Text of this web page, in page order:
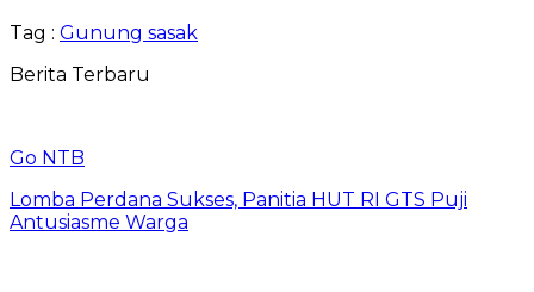
Tag : Gunung sasak
Berita Terbaru
Go NTB
Lomba Perdana Sukses, Panitia HUT RI GTS Puji
Antusiasme Warga